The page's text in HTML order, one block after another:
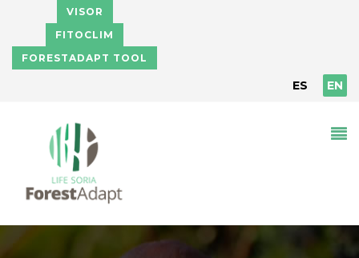
Skip to main content
VISOR
FITOCLIM
FORESTADAPT TOOL
ES EN